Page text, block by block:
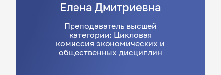
Елена Дмитриевна
Преподаватель высшей
категории: Цикловая
комиссия экономических и
общественных дисциплин